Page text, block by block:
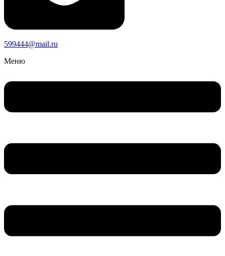
599444@mail.ru
Меню